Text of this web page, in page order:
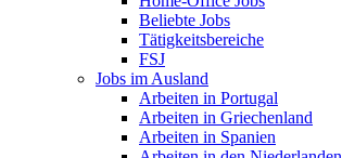
Beliebte Jobs
Tätigkeitsbereiche
FSJ
Jobs im Ausland
Arbeiten in Portugal
Arbeiten in Griechenland
Arbeiten in Spanien